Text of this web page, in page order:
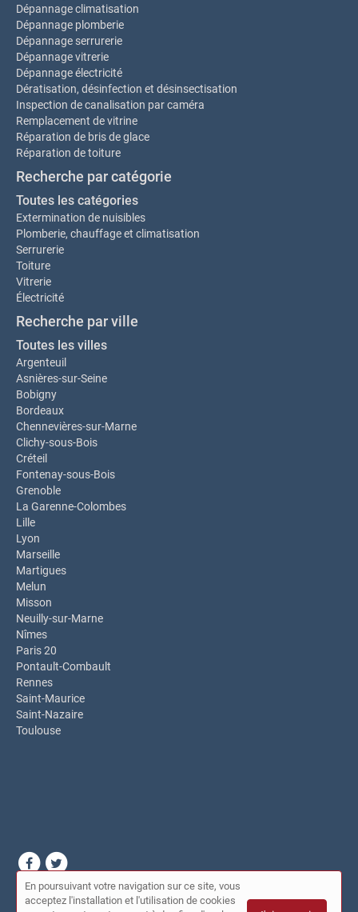
Dépannage climatisation
Dépannage plomberie
Dépannage serrurerie
Dépannage vitrerie
Dépannage électricité
Dératisation, désinfection et désinsectisation
Inspection de canalisation par caméra
Remplacement de vitrine
Réparation de bris de glace
Réparation de toiture
Recherche par catégorie
Toutes les catégories
Extermination de nuisibles
Plomberie, chauffage et climatisation
Serrurerie
Toiture
Vitrerie
Électricité
Recherche par ville
Toutes les villes
Argenteuil
Asnières-sur-Seine
Bobigny
Bordeaux
Chennevières-sur-Marne
Clichy-sous-Bois
Créteil
Fontenay-sous-Bois
Grenoble
La Garenne-Colombes
Lille
Lyon
Marseille
Martigues
Melun
Misson
Neuilly-sur-Marne
Nîmes
Paris 20
Pontault-Combault
Rennes
Saint-Maurice
Saint-Nazaire
Toulouse
© Dépanneur du coin 2026 |Plan du site |Mon compte
Contact
En poursuivant votre navigation sur ce site, vous
acceptez l'installation et l'utilisation de cookies